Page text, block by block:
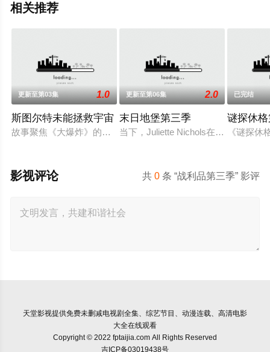
相关推荐
更新至第03集 1.0
斯图尔特未能拯救宇宙
故事聚焦《大爆炸》的漫画书老板斯图尔特·布鲁姆，他弄坏了
更新至第06集 2.0
末日地堡第三季
当下，Juliette Nichols在被迫接受“净
已完结
谜探休
《谜探休
共0 条 “战利品第三季” 影评
影视评论
天堂影视提供免费未删减电视剧全集、综艺节目、动漫连载、高清电影
大全在线观看
Copyright © 2022 fptaijia.com All Rights Reserved
吉ICP备03019438号